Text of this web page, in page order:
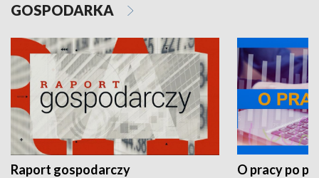
GOSPODARKA
Raport gospodarczy O pracy po